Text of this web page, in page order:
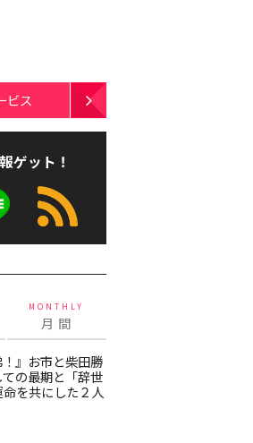
ビス
ゲット！
MONTHLY
月 間
！』お市と柴田勝
の最期と「辞世
を共にした２人